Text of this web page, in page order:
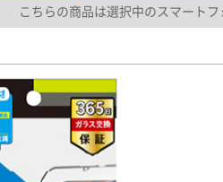
こちらの商品は選択中のスマートフ